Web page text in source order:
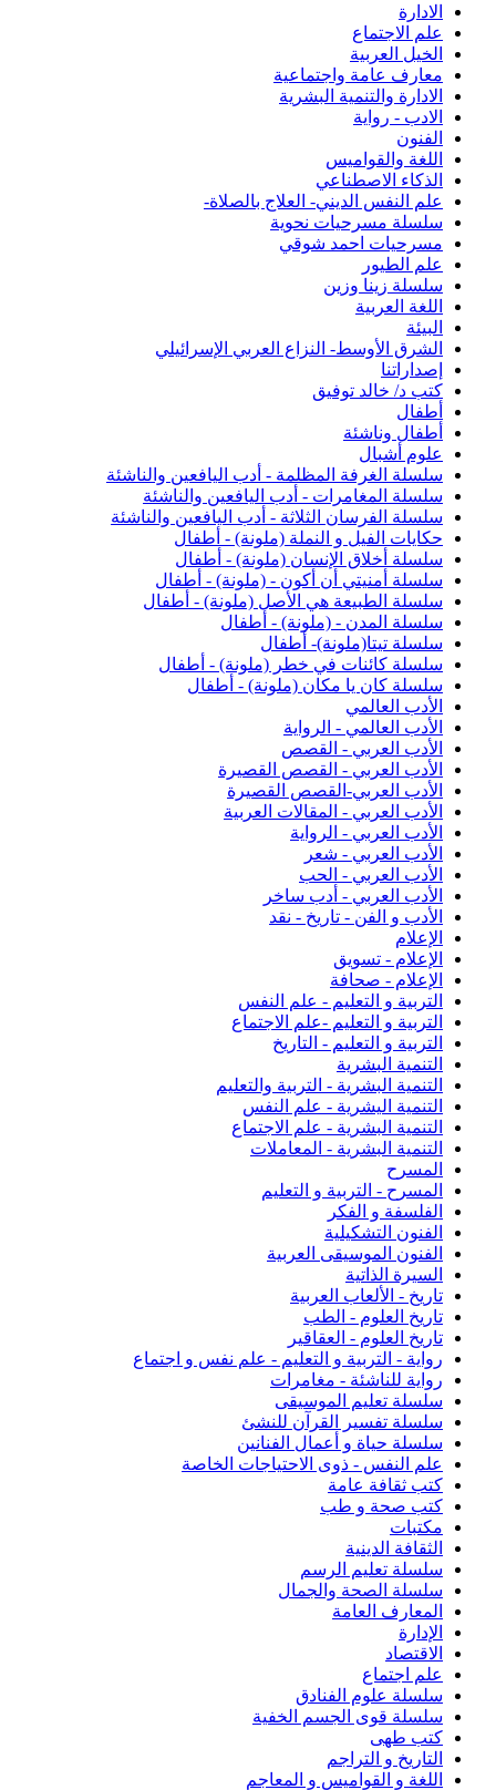
الادارة
علم الاجتماع
الخيل العربية
معارف عامة واجتماعية
الادارة والتنمية البشرية
الادب - رواية
الفنون
اللغة والقواميس
الذكاء الاصطناعي
علم النفس الديني- العلاج بالصلاة-
سلسلة مسرحيات نحوية
مسرحيات احمد شوقي
علم الطيور
سلسلة زينا وزين
اللغة العربية
البيئة
الشرق الأوسط- النزاع العربي الإسرائيلي
إصداراتنا
كتب د/ خالد توفيق
أطفال
أطفال وناشئة
علوم أشبال
سلسلة الغرفة المظلمة - أدب اليافعين والناشئة
سلسلة المغامرات - أدب اليافعين والناشئة
سلسلة الفرسان الثلاثة - أدب اليافعين والناشئة
حكايات الفيل و النملة (ملونة) - أطفال
سلسلة أخلاق الإنسان (ملونة) - أطفال
سلسلة أمنيتي أن أكون - (ملونة) - أطفال
سلسلة الطبيعة هي الأصل (ملونة) - أطفال
سلسلة المدن - (ملونة) - أطفال
سلسلة تيتا(ملونة)- أطفال
سلسلة كائنات في خطر (ملونة) - أطفال
سلسلة كان يا مكان (ملونة) - أطفال
الأدب العالمي
الأدب العالمي - الرواية
الأدب العربي - القصص
الأدب العربي - القصص القصيرة
الأدب العربي-القصص القصيرة
الأدب العربي - المقالات العربية
الأدب العربي - الرواية
الأدب العربي - شعر
الأدب العربي - الحب
الأدب العربي - أدب ساخر
الأدب و الفن - تاريخ - نقد
الإعلام
الإعلام - تسويق
الإعلام - صحافة
التربية و التعليم - علم النفس
التربية و التعليم -علم الاجتماع
التربية و التعليم - التاريخ
التنمية البشرية
التنمية البشرية - التربية والتعليم
التنمية اليشرية - علم النفس
التنمية البشرية - علم الاجتماع
التنمية البشرية - المعاملات
المسرح
المسرح - التربية و التعليم
الفلسفة و الفكر
الفنون التشكيلية
الفنون الموسيقى العربية
السيرة الذاتية
تاريخ - الألعاب العربية
تاريخ العلوم - الطب
تاريخ العلوم - العقاقير
رواية - التربية و التعليم - علم نفس و اجتماع
رواية للناشئة - مغامرات
سلسلة تعليم الموسيقى
سلسلة تفسير القرآن للنشئ
سلسلة حياة و أعمال الفنانين
علم النفس - ذوى الاحتياجات الخاصة
كتب ثقافة عامة
كتب صحة و طب
مكتبات
الثقافة الدينية
سلسلة تعليم الرسم
سلسلة الصحة والجمال
المعارف العامة
الإدارة
الاقتصاد
علم اجتماع
سلسلة علوم الفنادق
سلسلة قوى الجسم الخفية
كتب طهى
التاريخ و التراجم
اللغة و القواميس و المعاجم